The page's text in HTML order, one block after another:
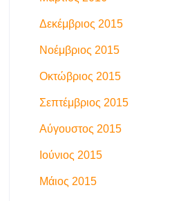
Δεκέμβριος 2015
Νοέμβριος 2015
Οκτώβριος 2015
Σεπτέμβριος 2015
Αύγουστος 2015
Ιούνιος 2015
Μάιος 2015